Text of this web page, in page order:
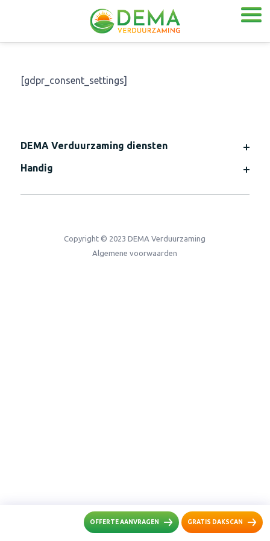
OFFERTE AANVRAGEN GRATIS DAKSCAN
[gdpr_consent_settings]
DEMA Verduurzaming diensten
Handig
Copyright © 2023 DEMA Verduurzaming
Algemene voorwaarden